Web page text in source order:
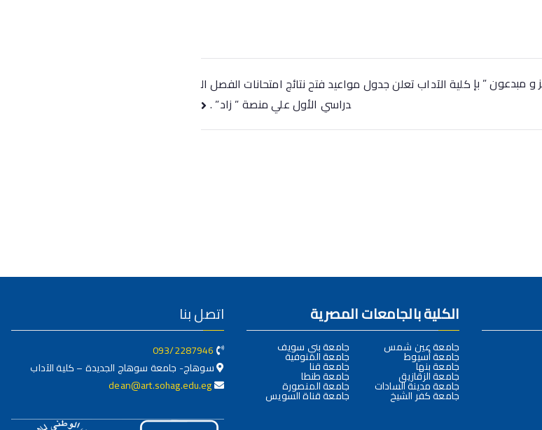
و مبدعون ” بإ كلية الآداب تعلن جدول مواعيد فتح نتائج امتحانات الفصل ال
دراسي الأول علي منصة ” زاد” .
الكلية بالجامعات المصرية
جامعة عين شمس
جامعة أسيوط
جامعة بنها
جامعة الزقازيق
جامعة مدينة السادات
جامعة كفر الشيخ
جامعة بني سويف
جامعة المنوفية
جامعة قنا
جامعة طنطا
جامعة المنصورة
جامعة قناة السويس
اتصل بنا
093/2287946
سوهاج- جامعة سوهاج الجديدة – كلية الآداب